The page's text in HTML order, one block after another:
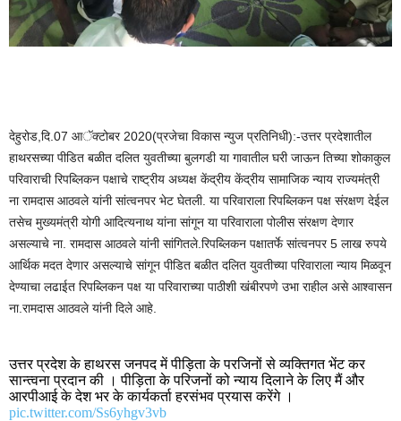
देहुरोड,दि.07 आॅक्टोबर 2020(प्रजेचा विकास न्युज प्रतिनिधी):-उत्तर प्रदेशातील
हाथरसच्या पीडित बळीत दलित युवतीच्या बुलगडी या गावातील घरी जाऊन तिच्या शोकाकुल
परिवाराची रिपब्लिकन पक्षाचे राष्ट्रीय अध्यक्ष केंद्रीय केंद्रीय सामाजिक न्याय राज्यमंत्री
ना रामदास आठवले यांनी सांत्वनपर भेट घेतली. या परिवाराला रिपब्लिकन पक्ष संरक्षण देईल
तसेच मुख्यमंत्री योगी आदित्यनाथ यांना सांगून या परिवाराला पोलीस संरक्षण देणार
असल्याचे ना. रामदास आठवले यांनी सांगितले.रिपब्लिकन पक्षातर्फे सांत्वनपर 5 लाख रुपये
आर्थिक मदत देणार असल्याचे सांगून पीडित बळीत दलित युवतीच्या परिवाराला न्याय मिळवून
देण्याचा लढाईत रिपब्लिकन पक्ष या परिवाराच्या पाठीशी खंबीरपणे उभा राहील असे आश्वासन
ना.रामदास आठवले यांनी दिले आहे.
उत्तर प्रदेश के हाथरस जनपद में पीड़िता के परजिनों से व्यक्तिगत भेंट कर
सान्त्वना प्रदान की । पीड़िता के परिजनों को न्याय दिलाने के लिए मैं और
आरपीआई के देश भर के कार्यकर्ता हरसंभव प्रयास करेंगे ।
pic.twitter.com/Ss6yhgv3vb